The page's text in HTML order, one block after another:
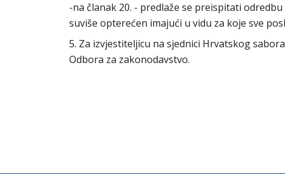
-na članak 20. - predlaže se preispitati
suviše opterećen imajući u vidu za koje sve
5. Za izvjestiteljicu na sjednici Hrvatskog
Odbora za zakonodavstvo.